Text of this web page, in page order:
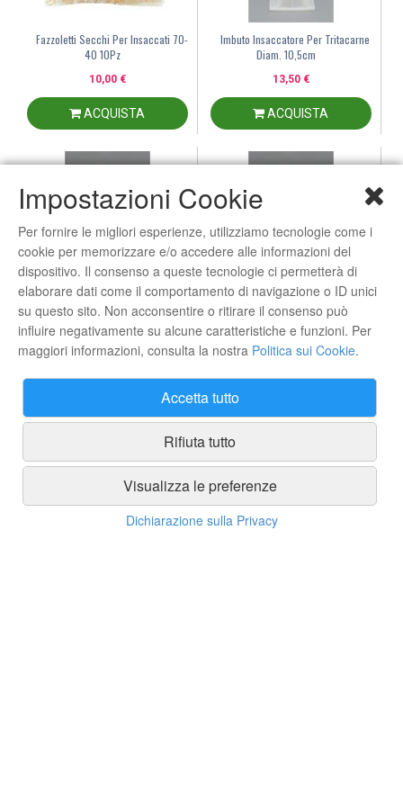
Impostazioni Cookie
Per fornire le migliori esperienze, utilizziamo tecnologie come i
cookie per memorizzare e/o accedere alle informazioni del
dispositivo. Il consenso a queste tecnologie ci permetterà di
elaborare dati come il comportamento di navigazione o ID unici
su questo sito. Non acconsentire o ritirare il consenso può
influire negativamente su alcune caratteristiche e funzioni. Per
maggiori informazioni, consulta la nostra Politica sui Cookie.
Accetta tutto
Rifiuta tutto
Visualizza le preferenze
Dichiarazione sulla Privacy
Fazzoletti Secchi Per Insaccati 70-
40 10Pz
10,00 €
ACQUISTA
Imbuto Insaccatore Per Tritacarne
Diam. 10,5cm
13,50 €
ACQUISTA
Imbuto Insaccatore Per Tritacarne
Diam. 12,5cm
15,00 €
Imbuto Insaccatore Per Tritacarne
Diam. 14cm
15,00 €